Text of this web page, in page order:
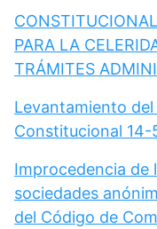
PARA LA
TRÁMITES
Levantamiento
Constitucional 14-
Improcedencia de
sociedades
del Código de